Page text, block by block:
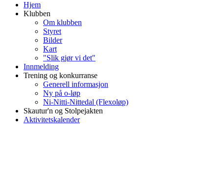
Hjem
Klubben
Om klubben
Styret
Bilder
Kart
"Slik gjør vi det"
Innmelding
Trening og konkurranse
Generell informasjon
Ny på o-løp
Ni-Nitti-Nittedal (Flexoløp)
Skautur'n og Stolpejakten
Aktivitetskalender